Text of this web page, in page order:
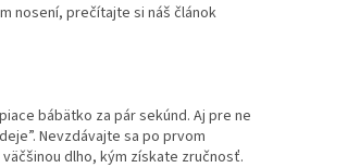
nosení, prečítajte si náš článok
bábätko za pár sekúnd. Aj pre ne
Nevzdávajte sa po prvom
dlho, kým získate zručnosť.